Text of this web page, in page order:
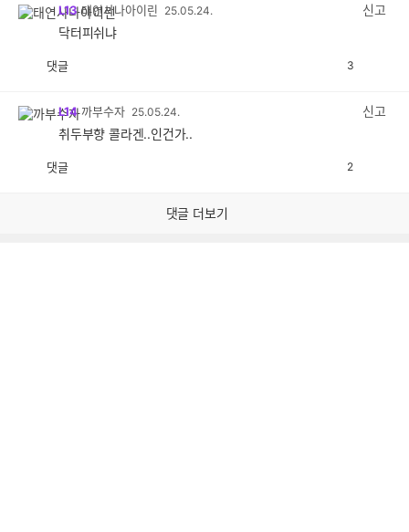
L13 태연사나아이린 25.05.24.
신고
닥터피쉬냐
댓글 3
L14 까부수자 25.05.24.
신고
취두부향 콜라겐..인건가..
댓글 2
댓글 더보기